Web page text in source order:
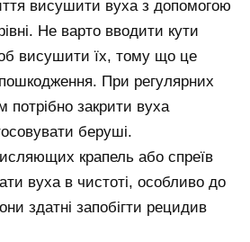
висушити вуха з допомогою
Не варто вводити кути
висушити їх, тому що це
При регулярних
потрібно закрити вуха
беруші.
крапель або спреїв
вуха в чистоті, особливо до
здатні запобігти рецидив